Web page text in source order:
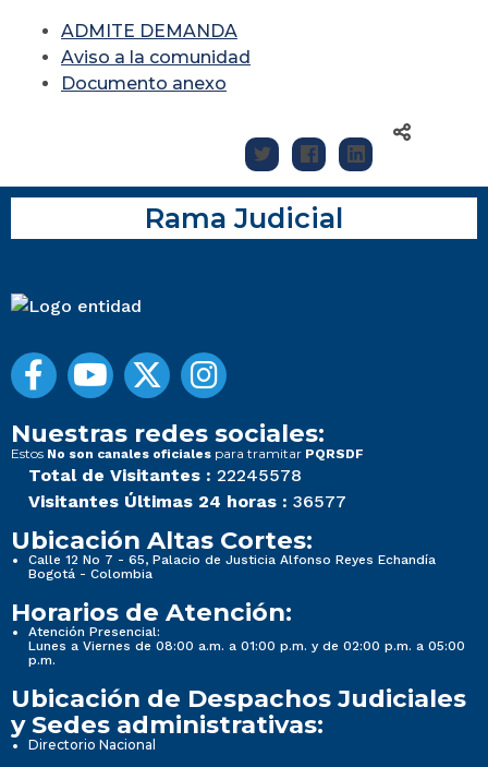
ADMITE DEMANDA
Aviso a la comunidad
Documento anexo
Rama Judicial
Nuestras redes sociales:
Estos No son canales oficiales para tramitar PQRSDF
Total de Visitantes : 22245578
Visitantes Últimas 24 horas : 36577
Ubicación Altas Cortes:
Calle 12 No 7 - 65, Palacio de Justicia Alfonso Reyes Echandía
Bogotá - Colombia
Horarios de Atención:
Atención Presencial:
Lunes a Viernes de 08:00 a.m. a 01:00 p.m. y de 02:00 p.m. a 05:00
p.m.
Ubicación de Despachos Judiciales
y Sedes administrativas:
Directorio Nacional